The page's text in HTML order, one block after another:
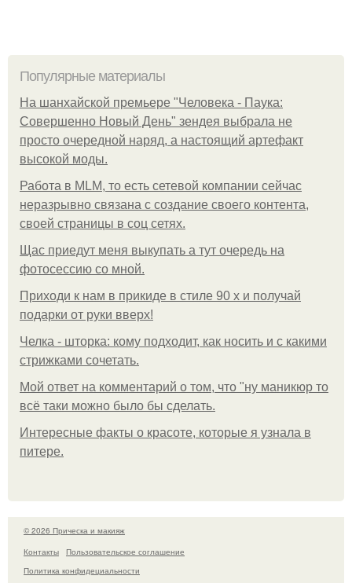
Популярные материалы
На шанхайской премьере "Человека - Паука:
Совершенно Новый День" зендея выбрала не
просто очередной наряд, а настоящий артефакт
высокой моды.
Работа в MLM, то есть сетевой компании сейчас
неразрывно связана с создание своего контента,
своей страницы в соц сетях.
Щас приедут меня выкупать а тут очередь на
фотосессию со мной.
Приходи к нам в прикиде в стиле 90 х и получай
подарки от руки вверх!
Челка - шторка: кому подходит, как носить и с какими
стрижками сочетать.
Мой ответ на комментарий о том, что "ну маникюр то
всё таки можно было бы сделать.
Интересные факты о красоте, которые я узнала в
питере.
© 2026 Прическа и макияж
Контакты
Пользовательское соглашение
Политика конфидециальности